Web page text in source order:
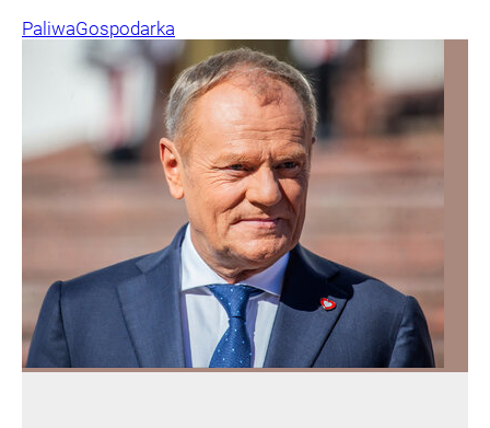
PaliwaGospodarka